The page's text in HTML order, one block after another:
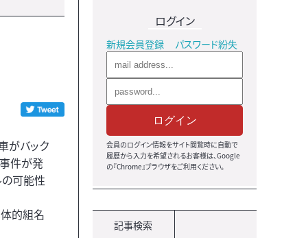
がバック
件が発
可能性
的組名
ログイン
新規会員登録 パスワード紛失
ログイン
会員のログイン情報をサイト閲覧時に自動で
履歴から入力を希望されるお客様は、Google
の『Chrome』ブラウザをご利用ください。
記事検索